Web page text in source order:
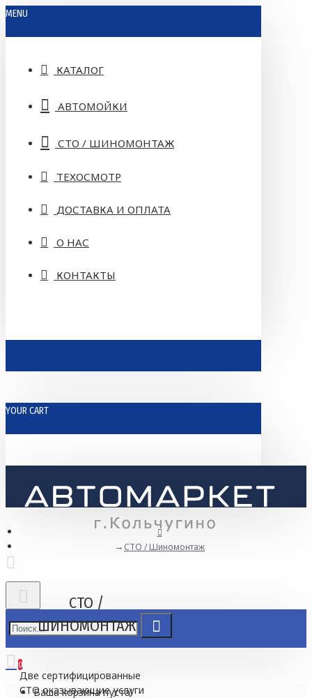
MENU
КАТАЛОГ
АВТОМОЙКИ
СТО / ШИНОМОНТАЖ
ТЕХОСМОТР
ДОСТАВКА И ОПЛАТА
О НАС
КОНТАКТЫ
YOUR CART
0
Ваша корзина пуста!
СТО / Шиномонтаж
СТО /
ШИНОМОНТАЖ
Две сертифицированные
СТО оказывающие услуги